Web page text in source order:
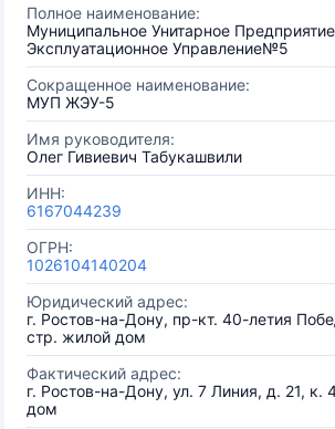
Полное наименование:
Муниципальное Унитарное
Эксплуатационное Управление№5
Сокращенное наименование:
МУП ЖЭУ-5
Имя руководителя:
Олег Гивиевич Табукашвили
ИНН:
6167044239
ОГРН:
1026104140204
Юридический адрес:
г. Ростов-на-Дону, пр-кт. 40-летия
стр. жилой дом
Фактический адрес:
г. Ростов-на-Дону, ул. 7 Линия, д. 21, к.
дом